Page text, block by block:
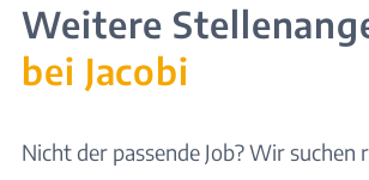
Weitere
bei Jacobi
Nicht der passende Job? Wir suchen